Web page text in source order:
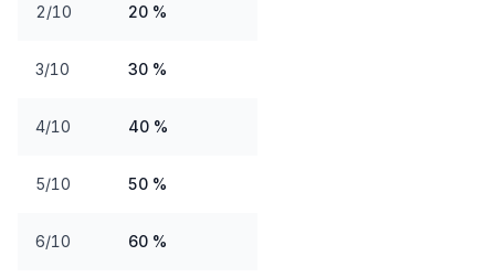
2/10 20 %
3/10 30 %
4/10 40 %
5/10 50 %
6/10 60 %